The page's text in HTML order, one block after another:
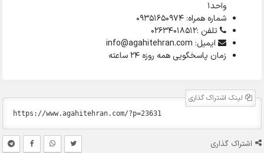
واحد1
شماره همراه: 09351650974
تلفن :02634018512
ایمیل: info@agahitehran.com
زمان پاسخگویی همه روزه 24 ساعته
لینک اشتراک گذاری
اشتراک گذاری